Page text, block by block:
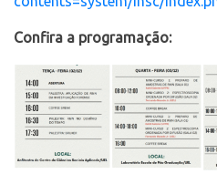
Confira a programação: